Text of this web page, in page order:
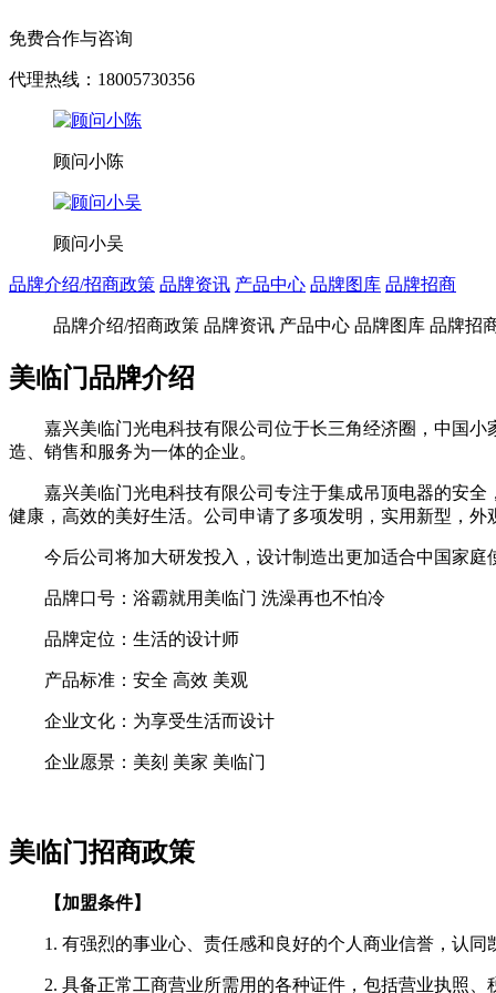
免费合作与咨询
代理热线：18005730356
顾问小陈
顾问小吴
品牌介绍/招商政策 品牌资讯 产品中心 品牌图库 品牌招商
品牌介绍/招商政策 品牌资讯 产品中心 品牌图库 品牌招
美临门品牌介绍
嘉兴美临门光电科技有限公司位于长三角经济圈，中国小
造、销售和服务为一体的企业。
嘉兴美临门光电科技有限公司专注于集成吊顶电器的安全
健康，高效的美好生活。公司申请了多项发明，实用新型，
今后公司将加大研发投入，设计制造出更加适合中国家庭
品牌口号：浴霸就用美临门 洗澡再也不怕冷
品牌定位：生活的设计师
产品标准：安全 高效 美观
企业文化：为享受生活而设计
企业愿景：美刻 美家 美临门
美临门招商政策
【加盟条件】
1. 有强烈的事业心、责任感和良好的个人商业信誉，认同
2. 具备正常工商营业所需用的各种证件，包括营业执照